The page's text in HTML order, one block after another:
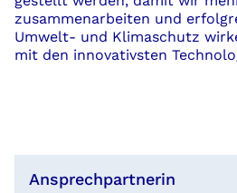
zusammenarbeiten und
Umwelt- und Klimaschutz w
mit den innovativsten
Ansprechpartnerin